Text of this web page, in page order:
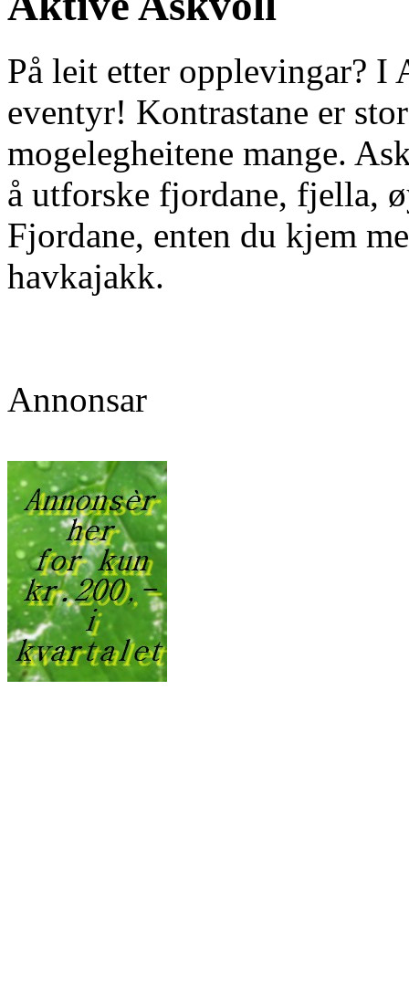
På leit etter opplevingar?
eventyr! Kontrastane er
mogelegheitene mange.
å utforske fjordane, fjella,
Fjordane, enten du kjem
havkajakk.
Annonsar